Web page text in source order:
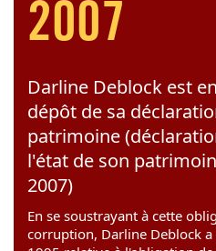
2007
Darline Deblock est
dépôt de sa
patrimoine
l'état de son
2007)
En se soustrayant à cette
corruption, Darline Deblock